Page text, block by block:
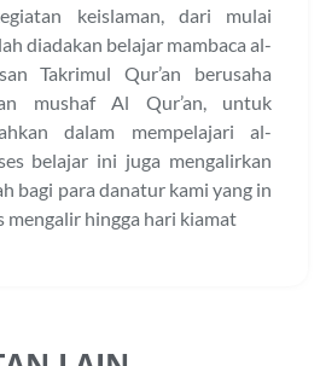
keislaman, dari mulai
diadakan belajar mambaca al-
Takrimul Qur’an berusaha
mushaf Al Qur’an, untuk
dalam mempelajari al-
belajar ini juga mengalirkan
bagi para danatur kami yang in
mengalir hingga hari kiamat